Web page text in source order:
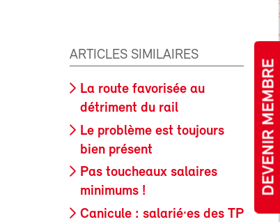
DEVENIR MEMBRE
ARTICLES SIMILAIRES
La route favorisée au
détriment du rail
Le problème est toujours
bien présent
Pas toucheaux salaires
minimums !
Canicule : salarié·es des TP